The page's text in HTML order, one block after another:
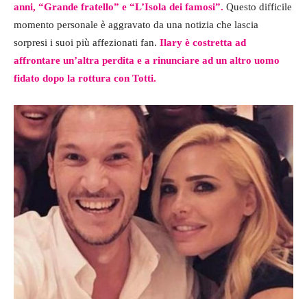
anni, “Grande fratello” e “L’Isola dei famosi”. Questo difficile
momento personale è aggravato da una notizia che lascia
sorpresi i suoi più affezionati fan. Ilary è costretta ad
affrontare un’altra perdita e a rinunciare ad un altro uomo
fidato dopo la rottura con Totti.